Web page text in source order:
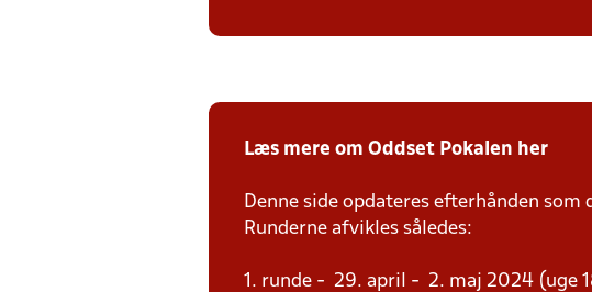
Læs mere om Oddset Pokalen her
Denne side opdateres efterhånden
Runderne afvikles således:
1. runde - 29. april - 2. maj 2024 (uge